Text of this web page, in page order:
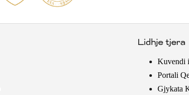
Lidhje tjera
Kuvendi
Portali
Gjykata